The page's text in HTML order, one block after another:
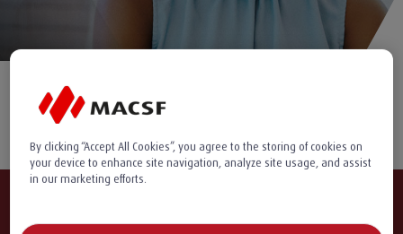
Accédez en un clic à votre espace candidat et à une
sélection de contenus pour découvrir la MACSF, nos
métiers et nos opportunités.
Vos accès directs
By clicking “Accept All Cookies”, you agree to the storing of cookies on
your device to enhance site navigation, analyze site usage, and assist
in our marketing efforts.